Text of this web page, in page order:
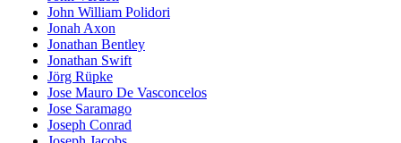
John William Polidori
Jonah Axon
Jonathan Bentley
Jonathan Swift
Jörg Rüpke
Jose Mauro De Vasconcelos
Jose Saramago
Joseph Conrad